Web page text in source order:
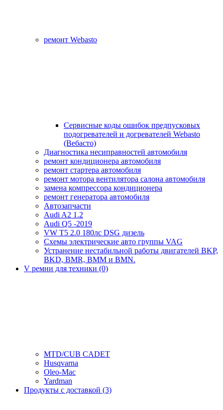
ремонт Webasto
Сервисные коды ошибок предпусковых
подогревателей и догревателей Webasto
(Вебасто)
Диагностика несиправностей автомобиля
ремонт кондиционера автомобиля
ремонт стартера автомобиля
ремонт мотора вентилятора салона автомобиля
замена компрессора кондиционера
ремонт генератора автомобиля
Автозапчасти
Audi A2 1.2
Audi Q5 -2019
VW T5 2.0 180лс DSG дизель
Схемы электрические авто группы VAG
Устранение нестабильной работы двигателей BKP,
BKD, BMR, BMM и BMN.
V ремни для техники (0)
MTD/CUB CADET
Husqvarna
Oleo-Mac
Yardman
Продукты с доставкой (3)